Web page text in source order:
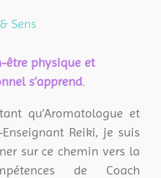
Sens
être physique et
s’apprend.
qu’Aromatologue et
Reiki, je suis
sur ce chemin vers la
de Coach